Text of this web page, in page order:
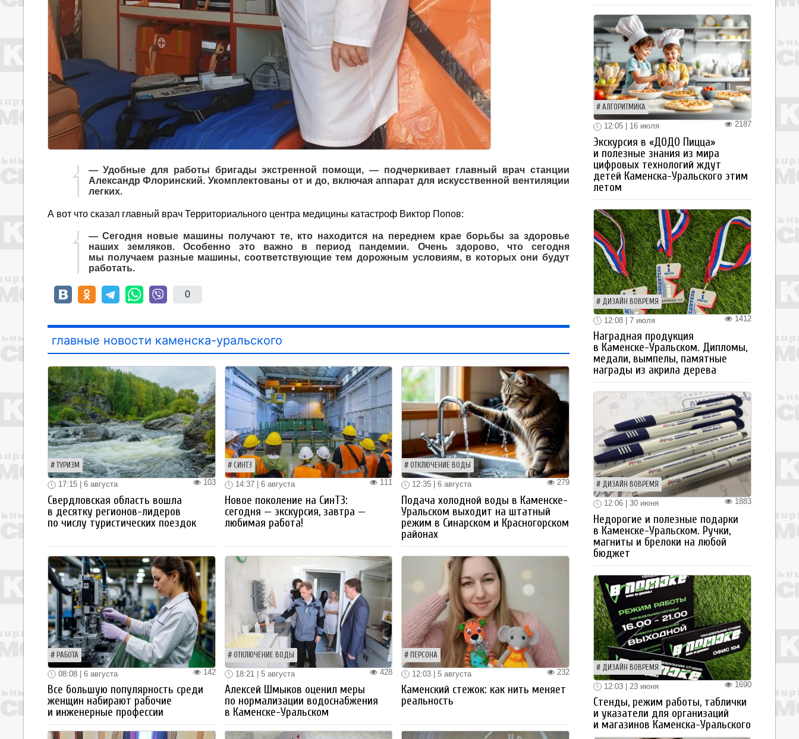
— Удобные для работы бригады экстренной помощи, — подчеркивает главный врач станции
Александр Флоринский. Укомплектованы от и до, включая аппарат для искусственной вентиляции
легких.
А вот что сказал главный врач Территориального центра медицины катастроф Виктор Попов:
— Сегодня новые машины получают те, кто находится на переднем крае борьбы за здоровье
наших земляков. Особенно это важно в период пандемии. Очень здорово, что сегодня
мы получаем разные машины, соответствующие тем дорожным условиям, в которых они будут
работать.
0
главные новости каменска-уральского
ТУРИЗМ
103
17:15 | 6 августа
Свердловская область вошла
в десятку регионов-лидеров
по числу туристических поездок
СИНТЗ
111
14:37 | 6 августа
Новое поколение на СинТЗ:
сегодня — экскурсия, завтра —
любимая работа!
ОТКЛЮЧЕНИЕ ВОДЫ
279
12:35 | 6 августа
Подача холодной воды в Каменске-
Уральском выходит на штатный
режим в Синарском и Красногорском
районах
РАБОТА
142
08:08 | 6 августа
Все большую популярность среди
женщин набирают рабочие
и инженерные профессии
ОТКЛЮЧЕНИЕ ВОДЫ
428
18:21 | 5 августа
Алексей Шмыков оценил меры
по нормализации водоснабжения
в Каменске-Уральском
ПЕРСОНА
232
12:03 | 5 августа
Каменский стежок: как нить меняет
реальность
АЛГОРИТМИКА
2187
12:05 | 16 июля
Экскурсия в «ДОДО Пицца»
и полезные знания из мира
цифровых технологий ждут
детей Каменска-Уральского этим
летом
ДИЗАЙН ВОВРЕМЯ
1412
12:08 | 7 июля
Наградная продукция
в Каменске-Уральском. Дипломы,
медали, вымпелы, памятные
награды из акрила дерева
ДИЗАЙН ВОВРЕМЯ
1883
12:06 | 30 июня
Недорогие и полезные подарки
в Каменске-Уральском. Ручки,
магниты и брелоки на любой
бюджет
ДИЗАЙН ВОВРЕМЯ
1690
12:03 | 23 июня
Стенды, режим работы, таблички
и указатели для организаций
и магазинов Каменска-Уральского